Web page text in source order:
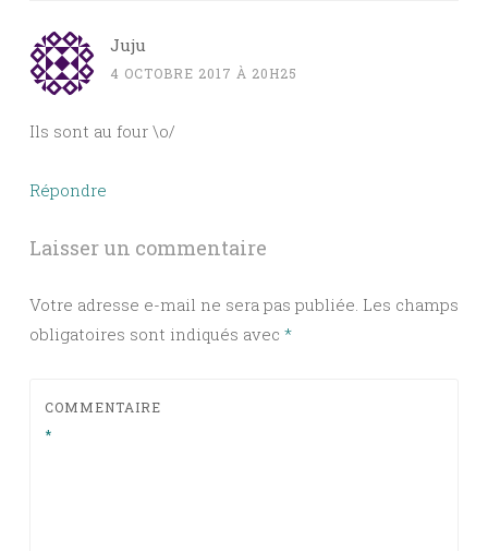
Juju
4 OCTOBRE 2017 À 20H25
Ils sont au four \o/
Répondre
Laisser un commentaire
Votre adresse e-mail ne sera pas publiée. Les champs
obligatoires sont indiqués avec *
COMMENTAIRE
*